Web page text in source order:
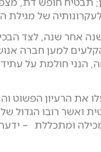
של מגילת
אחר שנה, לצד
למען חברה
הנני חולמת על
את הרעיון
ואשר רובו הגדול
ומתכללת –